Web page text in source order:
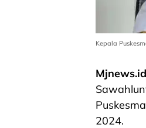
Kepala
Mjnews.id
2024.